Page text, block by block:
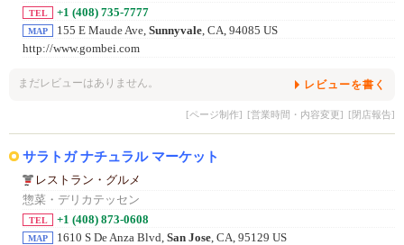
TEL +1 (408) 735-7777
MAP 155 E Maude Ave, Sunnyvale, CA, 94085 US
http://www.gombei.com
まだレビューはありません。 レビューを書く
[ページ制作] [営業時間・内容変更] [閉店報告]
サラトガ ナチュラル マーケット
レストラン・グルメ
惣菜・デリカテッセン
TEL +1 (408) 873-0608
MAP 1610 S De Anza Blvd, San Jose , CA, 95129 US